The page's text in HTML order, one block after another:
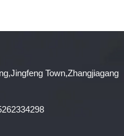
Town,Zhangjiagang